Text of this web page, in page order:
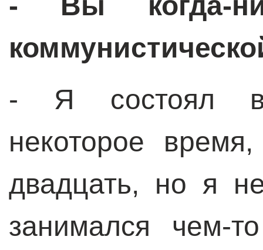
- Я состоял в
некоторое
двадцать, но я
занимался чем-